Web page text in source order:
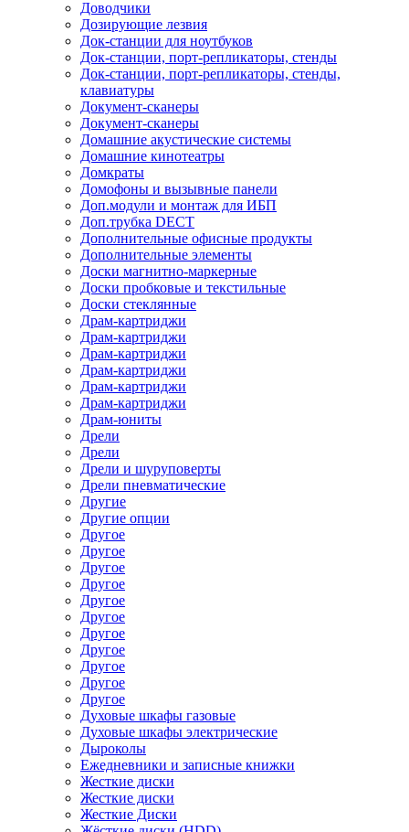
Доводчики
Дозирующие лезвия
Док-станции для ноутбуков
Док-станции, порт-репликаторы, стенды
Док-станции, порт-репликаторы, стенды,
клавиатуры
Документ-сканеры
Документ-сканеры
Домашние акустические системы
Домашние кинотеатры
Домкраты
Домофоны и вызывные панели
Доп.модули и монтаж для ИБП
Доп.трубка DECT
Дополнительные офисные продукты
Дополнительные элементы
Доски магнитно-маркерные
Доски пробковые и текстильные
Доски стеклянные
Драм-картриджи
Драм-картриджи
Драм-картриджи
Драм-картриджи
Драм-картриджи
Драм-картриджи
Драм-юниты
Дрели
Дрели
Дрели и шуруповерты
Дрели пневматические
Другие
Другие опции
Другое
Другое
Другое
Другое
Другое
Другое
Другое
Другое
Другое
Другое
Другое
Духовые шкафы газовые
Духовые шкафы электрические
Дыроколы
Ежедневники и записные книжки
Жесткие диски
Жесткие диски
Жесткие Диски